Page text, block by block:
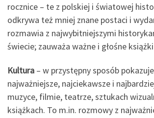
rocznice ​– te z polskiej i światowej
odkrywa też mniej znane postaci i
rozmawia z najwybitniejszymi
świecie; zauważa ważne i głośne
Kultura ​– w przystępny sposób
najważniejsze, najciekawsze i
muzyce, filmie, teatrze, sztukach
książkach. To m.in. rozmowy z